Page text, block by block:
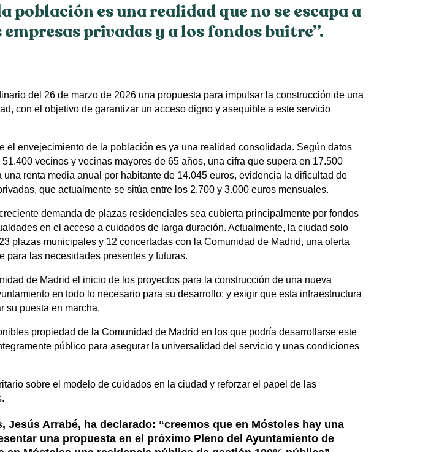
población es una realidad que no se escapa a
privadas y a los fondos buitre”.
del 26 de marzo de 2026 una propuesta para impulsar la construcción de una
con el objetivo de garantizar un acceso digno y asequible a este servicio
el envejecimiento de la población es ya una realidad consolidada. Según datos
vecinos y vecinas mayores de 65 años, una cifra que supera en 17.500
renta media anual por habitante de 14.045 euros, evidencia la dificultad de
que actualmente se sitúa entre los 2.700 y 3.000 euros mensuales.
demanda de plazas residenciales sea cubierta principalmente por fondos
en el acceso a cuidados de larga duración. Actualmente, la ciudad solo
plazas municipales y 12 concertadas con la Comunidad de Madrid, una oferta
para las necesidades presentes y futuras.
de Madrid el inicio de los proyectos para la construcción de una nueva
en todo lo necesario para su desarrollo; y exigir que esta infraestructura
su puesta en marcha.
propiedad de la Comunidad de Madrid en los que podría desarrollarse este
público para asegurar la universalidad del servicio y unas condiciones
sobre el modelo de cuidados en la ciudad y reforzar el papel de las
Arrabé, ha declarado: “creemos que en Móstoles hay una
una propuesta en el próximo Pleno del Ayuntamiento de